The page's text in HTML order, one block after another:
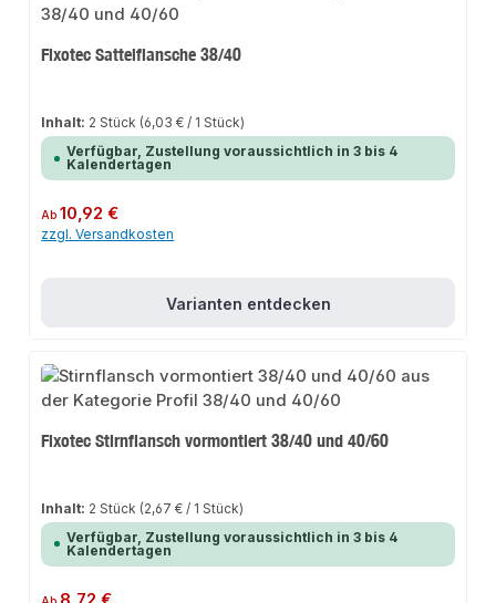
Fixotec Sattelflansche 38/40
Inhalt: 2 Stück (6,03 € / 1 Stück)
Verfügbar, Zustellung voraussichtlich in 3 bis 4
Kalendertagen
Regulärer Preis:
Ab10,92 €
zzgl. Versandkosten
Varianten entdecken
Fixotec Stirnflansch vormontiert 38/40 und 40/60
Inhalt: 2 Stück (2,67 € / 1 Stück)
Verfügbar, Zustellung voraussichtlich in 3 bis 4
Kalendertagen
Regulärer Preis:
Ab